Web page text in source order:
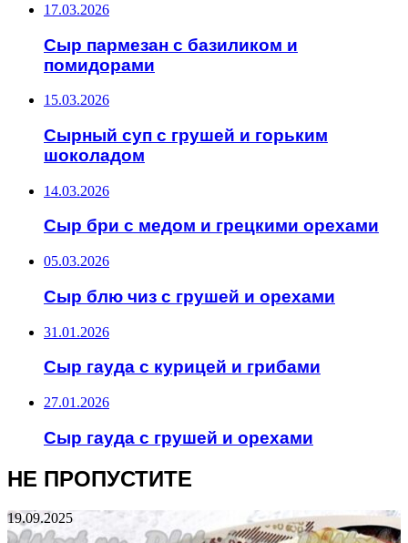
17.03.2026
Сыр пармезан с базиликом и
помидорами
15.03.2026
Сырный суп с грушей и горьким
шоколадом
14.03.2026
Сыр бри с медом и грецкими орехами
05.03.2026
Сыр блю чиз с грушей и орехами
31.01.2026
Сыр гауда с курицей и грибами
27.01.2026
Сыр гауда с грушей и орехами
НЕ ПРОПУСТИТЕ
19.09.2025